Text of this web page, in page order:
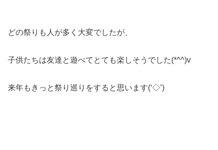
どの祭りも人が多く大変でしたが、
子供たちは友達と遊べてとても楽しそうでした(*^^)v
来年もきっと祭り巡りをすると思います(‘◇’)ゞ